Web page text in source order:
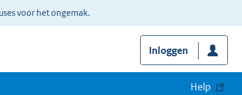
voor het ongemak.
Inloggen
Help